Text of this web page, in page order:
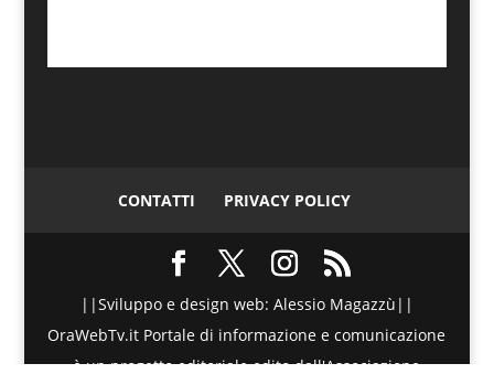
CONTATTI PRIVACY POLICY
||Sviluppo e design web: Alessio Magazzù||
OraWebTv.it Portale di informazione e comunicazione
è un progetto editoriale edito dall'Associazione